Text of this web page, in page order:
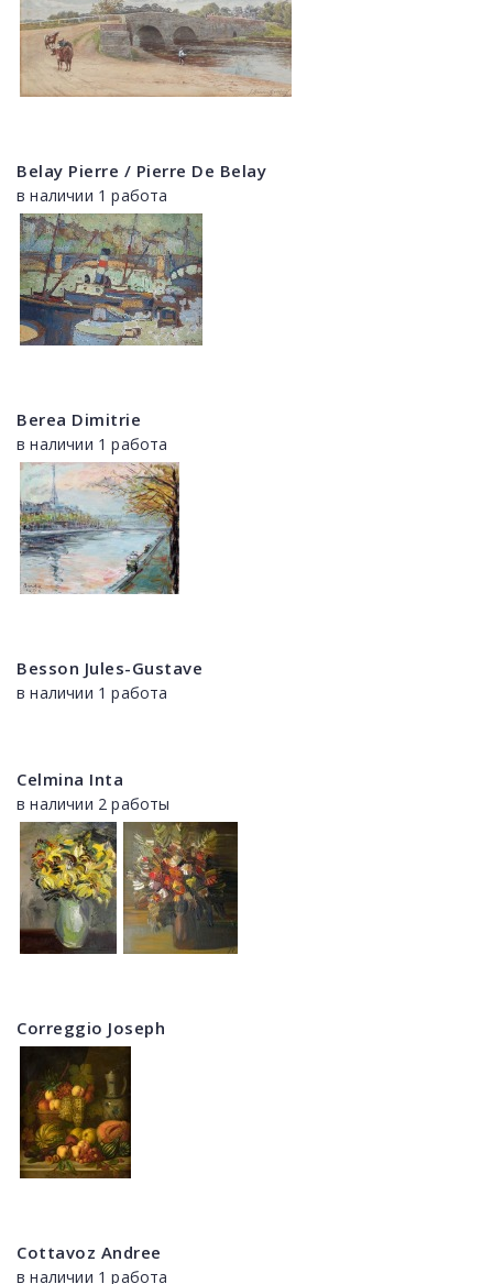
Belay Pierre / Pierre De Belay
в наличии 1 работа
Berea Dimitrie
в наличии 1 работа
Besson Jules-Gustave
в наличии 1 работа
Celmina Inta
в наличии 2 работы
Correggio Joseph
Cottavoz Andree
в наличии 1 работа